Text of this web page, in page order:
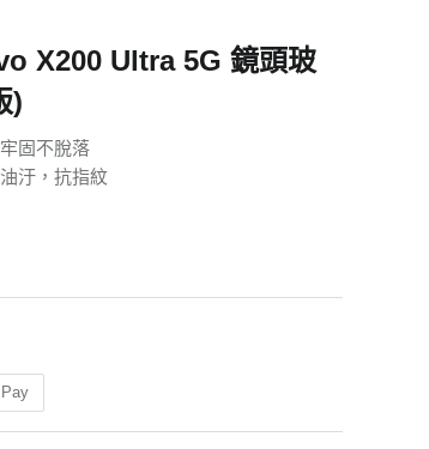
X200 Ultra 5G 鏡頭玻
)
固不脫落
汙，抗指紋